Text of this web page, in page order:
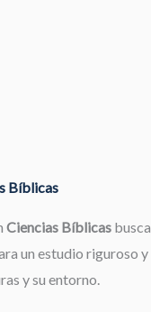
Bíblicas
Ciencias Bíblicasbusca
un estudio riguroso y
y su entorno.